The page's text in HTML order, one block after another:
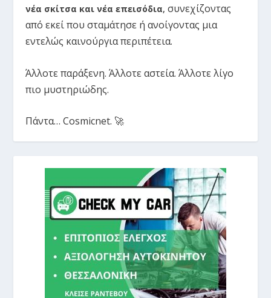
νέα σκίτσα και νέα επεισόδια, συνεχίζοντας
από εκεί που σταμάτησε ή ανοίγοντας μια
εντελώς καινούργια περιπέτεια.
Άλλοτε παράξενη. Άλλοτε αστεία. Άλλοτε λίγο
πιο μυστηριώδης.
Πάντα… Cosmicnet. 🚀